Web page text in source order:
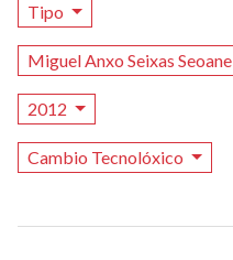
Tipo
Miguel Anxo Seixas Seoane
2012
Cambio Tecnolóxico